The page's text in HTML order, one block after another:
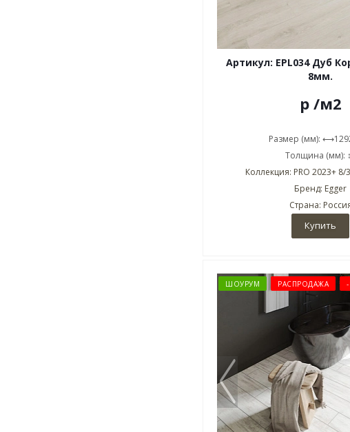
Артикул: EPL034 Дуб
8мм.
р /м2
Размер (мм):
Толщина (мм):
Коллекция: PRO 2023+ 8/
Бренд: Egger
Страна:
Купить
ШОУРУМ РАСПРОДАЖА